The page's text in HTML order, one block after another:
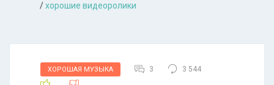
/хорошие видеоролики
ХОРОШАЯ МУЗЫКА 3 3 544